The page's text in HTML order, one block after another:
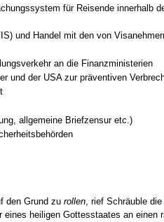
für Reisende innerhalb
und Handel mit den von
an die Finanzministerien
und der USA zur präventiven
allgemeine Briefzensur etc.)
den Grund zu rollen, rief Schräuble die
heiligen Gottesstaates an